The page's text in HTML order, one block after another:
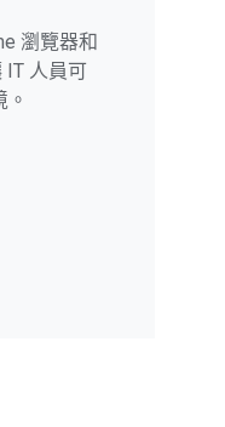
瀏覽器和
IT 人員可